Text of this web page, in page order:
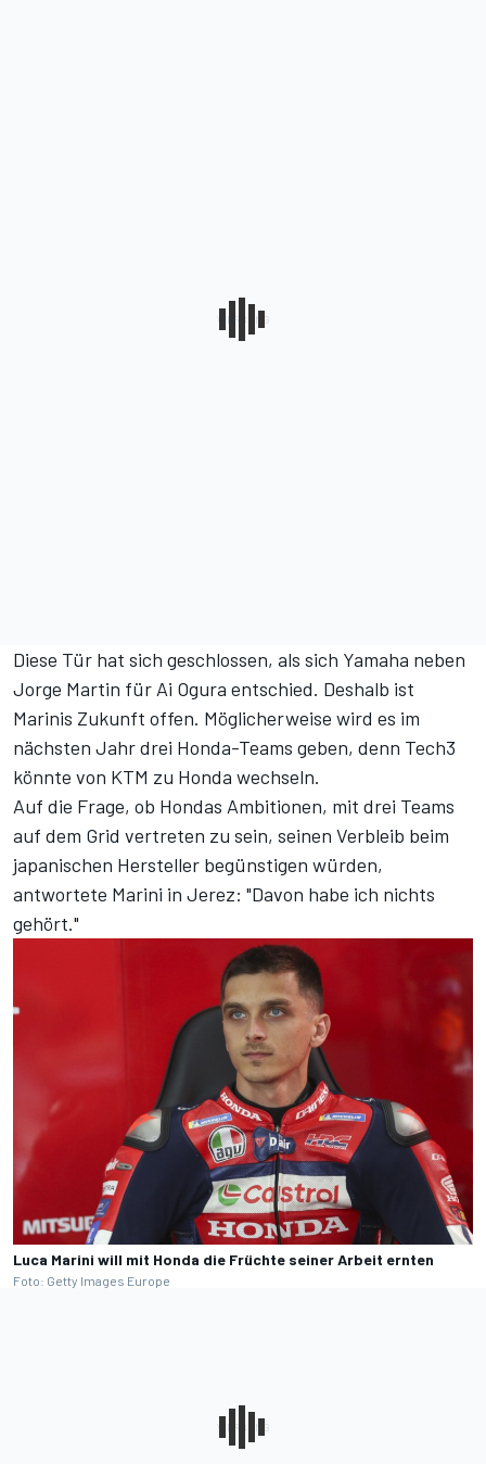
Diese Tür hat sich geschlossen, als sich Yamaha neben
Jorge Martin für Ai Ogura entschied. Deshalb ist
Marinis Zukunft offen. Möglicherweise wird es im
nächsten Jahr drei Honda-Teams geben, denn Tech3
könnte von KTM zu Honda wechseln.
Auf die Frage, ob Hondas Ambitionen, mit drei Teams
auf dem Grid vertreten zu sein, seinen Verbleib beim
japanischen Hersteller begünstigen würden,
antwortete Marini in Jerez: "Davon habe ich nichts
gehört."
Luca Marini will mit Honda die Früchte seiner Arbeit ernten
Foto: Getty Images Europe